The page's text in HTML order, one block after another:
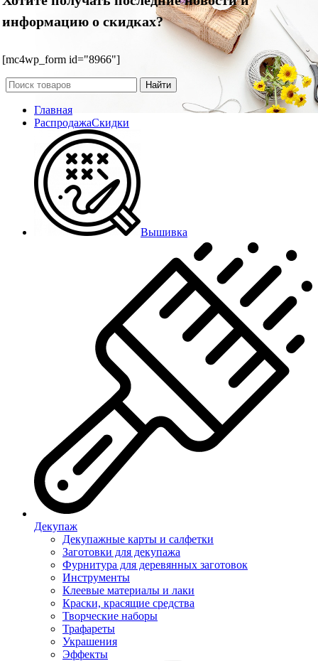
информацию о скидках?
[mc4wp_form id="8966"]
Найти
Главная
РаспродажаСкидки
Вышивка
Декупаж
Декупажные карты и салфетки
Заготовки для декупажа
Фурнитура для деревянных заготовок
Инструменты
Клеевые материалы и лаки
Краски, красящие средства
Творческие наборы
Трафареты
Украшения
Эффекты